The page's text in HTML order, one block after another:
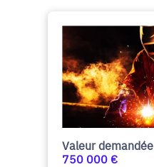
Valeur demandée
750 000 €